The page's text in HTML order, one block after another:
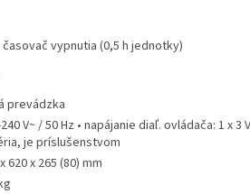
časovač vypnutia (0,5 h jednotky)
prevádzka
V~ / 50 Hz • napájanie diaľ. ovládača: 1 x 3
je príslušenstvom
620 x 265 (80) mm